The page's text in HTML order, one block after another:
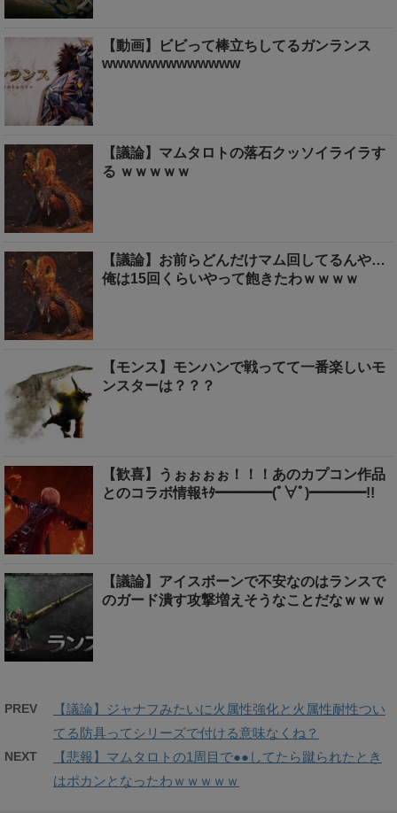
【動画】ビビって棒立ちしてるガンランス
wwwwwwwwwwwww
【議論】マムタロトの落石クッソイライラす
る ｗｗｗｗｗ
【議論】お前らどんだけマム回してるんや…
俺は15回くらいやって飽きたわｗｗｗｗ
【モンス】モンハンで戦ってて一番楽しいモ
ンスターは？？？
【歓喜】うぉぉぉぉ！！！あのカプコン作品
とのコラボ情報ｷﾀ━━━━(ﾟ∀ﾟ)━━━━!!
【議論】アイスボーンで不安なのはランスで
のガード潰す攻撃増えそうなことだなｗｗｗ
PREV
【議論】ジャナフみたいに火属性強化と火属性耐性つい
てる防具ってシリーズで付ける意味なくね？
NEXT
【悲報】マムタロトの1周目で●●してたら蹴られたとき
はポカンとなったわｗｗｗｗｗ